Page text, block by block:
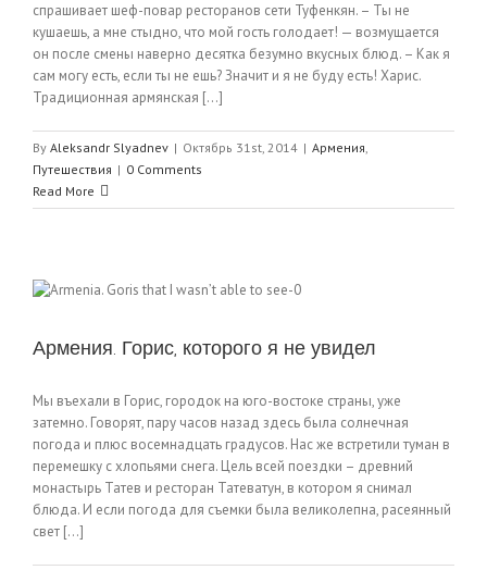
спрашивает шеф-повар ресторанов сети Туфенкян. – Ты не
кушаешь, а мне стыдно, что мой гость голодает! — возмущается
он после смены наверно десятка безумно вкусных блюд. – Как я
сам могу есть, если ты не ешь? Значит и я не буду есть! Харис.
Традиционная армянская [...]
By Aleksandr Slyadnev | Октябрь 31st, 2014 | Армения,
Путешествия | 0 Comments
Read More
Армения. Горис, которого я не увидел
Мы въехали в Горис, городок на юго-востоке страны, уже
затемно. Говорят, пару часов назад здесь была солнечная
погода и плюс восемнадцать градусов. Нас же встретили туман в
перемешку с хлопьями снега. Цель всей поездки – древний
монастырь Татев и ресторан Татеватун, в котором я снимал
блюда. И если погода для съемки была великолепна, расеянный
свет [...]